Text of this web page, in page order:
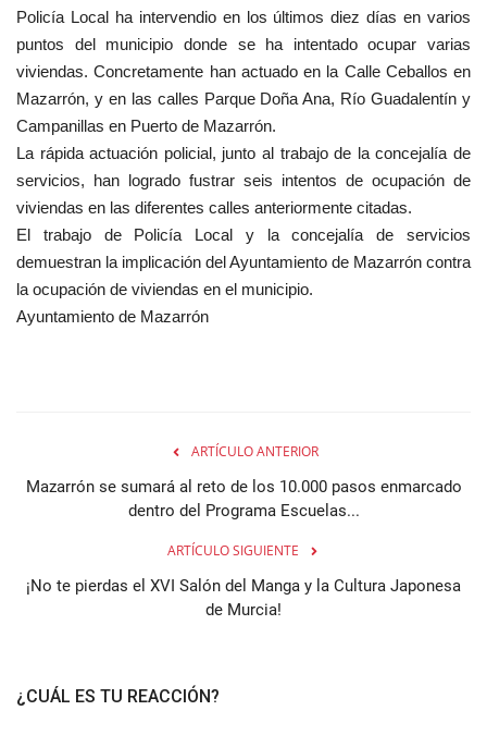
Policía Local ha intervendio en los últimos diez días en varios
puntos del municipio donde se ha intentado ocupar varias
viviendas. Concretamente han actuado en la Calle Ceballos en
Mazarrón, y en las calles Parque Doña Ana, Río Guadalentín y
Campanillas en Puerto de Mazarrón.
La rápida actuación policial, junto al trabajo de la concejalía de
servicios, han logrado fustrar seis intentos de ocupación de
viviendas en las diferentes calles anteriormente citadas.
El trabajo de Policía Local y la concejalía de servicios
demuestran la implicación del Ayuntamiento de Mazarrón contra
la ocupación de viviendas en el municipio.
Ayuntamiento de Mazarrón
ARTÍCULO ANTERIOR
Mazarrón se sumará al reto de los 10.000 pasos enmarcado
dentro del Programa Escuelas...
ARTÍCULO SIGUIENTE
¡No te pierdas el XVI Salón del Manga y la Cultura Japonesa
de Murcia!
¿CUÁL ES TU REACCIÓN?